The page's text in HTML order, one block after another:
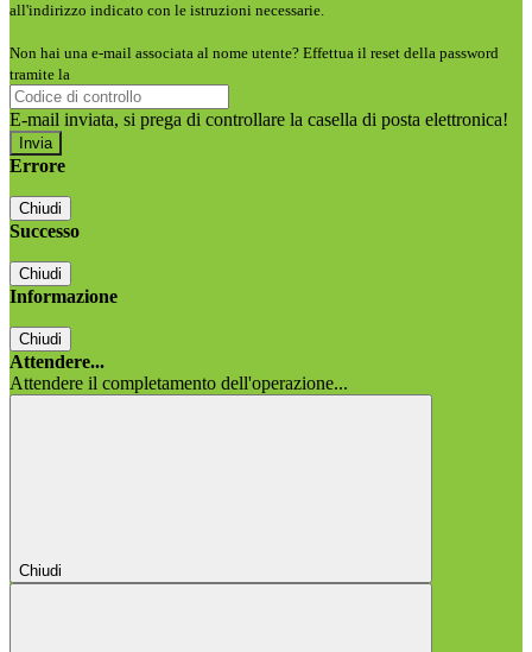
all'indirizzo indicato con le istruzioni necessarie.
Non hai una e-mail associata al nome utente? Effettua il reset della password
tramite la
E-mail inviata, si prega di controllare la casella di posta elettronica!
Errore
Chiudi
Successo
Chiudi
Informazione
Chiudi
Attendere...
Attendere il completamento dell'operazione...
Chiudi